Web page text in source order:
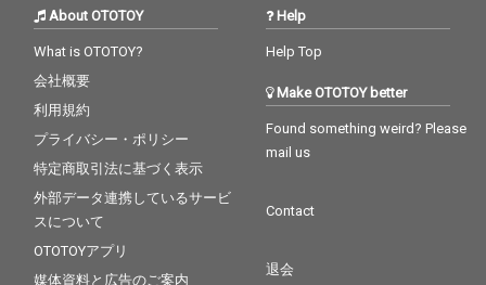
About OTOTOY
What is OTOTOY?
会社概要
利用規約
プライバシー・ポリシー
特定商取引法に基づく表示
外部データ連携しているサービ
スについて
OTOTOYアプリ
媒体資料と広告のご案内
Help
Help Top
Make OTOTOY better
Found something weird? Please
mail us
Contact
退会